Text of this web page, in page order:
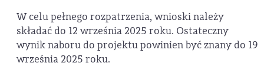
W celu pełnego rozpatrzenia, wnioski należy
składać do 12 września 2025 roku. Ostateczny
wynik naboru do projektu powinien być znany do 19
września 2025 roku.